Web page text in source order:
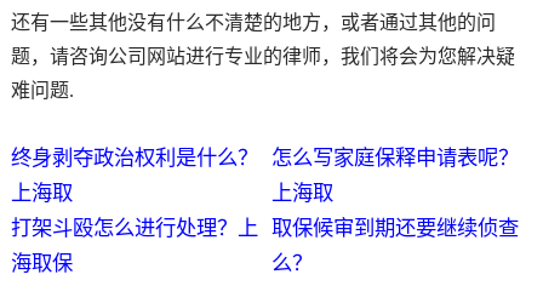
还有一些其他没有什么不清楚的地方，或者通过其他的问
题，请咨询公司网站进行专业的律师，我们将会为您解决疑
难问题.
终身剥夺政治权利是什么？
上海取
怎么写家庭保释申请表呢？
上海取
打架斗殴怎么进行处理？上
海取保
取保候审到期还要继续侦查
么？